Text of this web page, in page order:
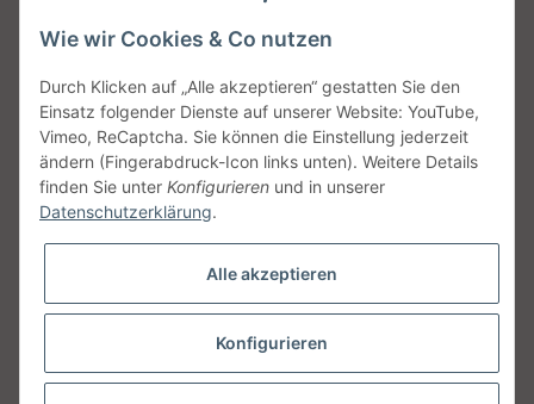
Unsere Versanddienstleister
Unsere Communities
Vertrag widerrufen
Wie wir Cookies & Co nutzen
Durch Klicken auf „Alle akzeptieren“ gestatten Sie den
Einsatz folgender Dienste auf unserer Website: YouTube,
Vimeo, ReCaptcha. Sie können die Einstellung jederzeit
ändern (Fingerabdruck-Icon links unten). Weitere Details
finden Sie unter Konfigurieren und in unserer
Datenschutzerklärung.
Alle akzeptieren
Konfigurieren